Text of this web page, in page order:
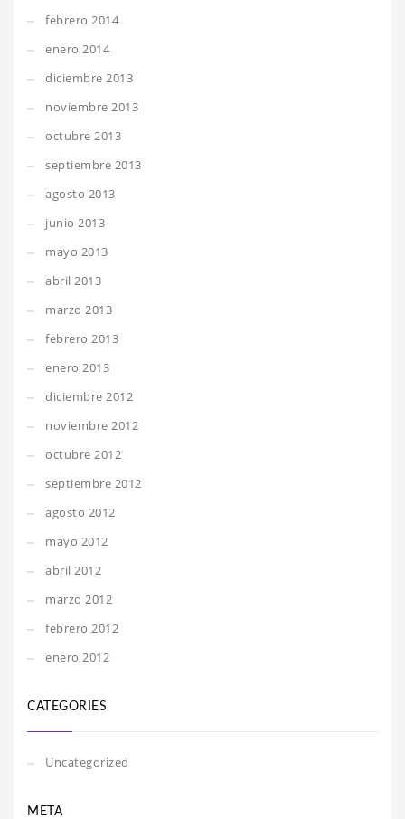
febrero 2014
enero 2014
diciembre 2013
noviembre 2013
octubre 2013
septiembre 2013
agosto 2013
junio 2013
mayo 2013
abril 2013
marzo 2013
febrero 2013
enero 2013
diciembre 2012
noviembre 2012
octubre 2012
septiembre 2012
agosto 2012
mayo 2012
abril 2012
marzo 2012
febrero 2012
enero 2012
CATEGORIES
Uncategorized
META